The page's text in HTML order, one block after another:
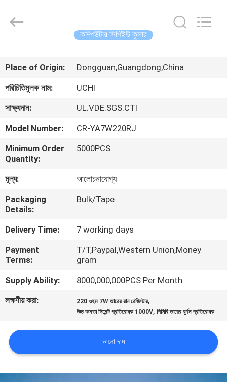
পণ্য
সম্পর্কে
নিয়ন্ত্রণ
করুন
খবর
Electronics
Co.,Ltd.
কম্পিউটার সিপিইউ কুলার
Place of Origin:
Dongguan,Guangdong,China
পরিচিতিমুলক নাম:
UCHI
সাক্ষ্যদান:
UL.VDE.SGS.CTI
Model Number:
CR-YA7W220RJ
Minimum Order
Quantity:
5000PCS
মূল্য:
আলোচনাযোগ্য
Packaging
Details:
Bulk/Tape
Delivery Time:
7 working days
Payment
Terms:
T/T,Paypal,Western Union,Money
gram
Supply Ability:
8000,000,000PCS Per Month
লক্ষণীয় করা:
220 ওহম 7W তারের রান রেজিস্টার,
উচ্চ ক্ষমতা সিমেন্ট প্রতিরোধক 1000V,পিসিবি তারের ঘূর্ণন প্রতিরোধক
ভালো দাম